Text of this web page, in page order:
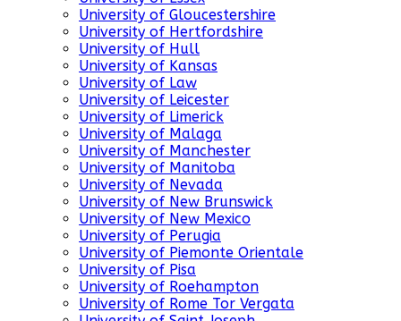
University of Gloucestershire
University of Hertfordshire
University of Hull
University of Kansas
University of Law
University of Leicester
University of Limerick
University of Malaga
University of Manchester
University of Manitoba
University of Nevada
University of New Brunswick
University of New Mexico
University of Perugia
University of Piemonte Orientale
University of Pisa
University of Roehampton
University of Rome Tor Vergata